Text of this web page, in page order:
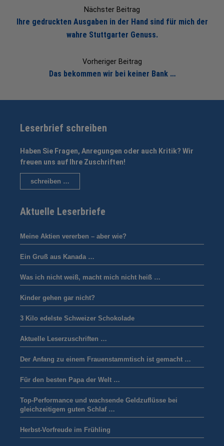
Nächster Beitrag
Ihre gedruckten Ausgaben in der Hand sind für mich der
wahre Stuttgarter Genuss.
Vorheriger Beitrag
Das bekommen wir bei keiner Bank …
Leserbrief schreiben
Haben Sie Fragen, Anregungen oder auch Kritik? Wir
freuen uns auf Ihre Zuschriften!
schreiben …
Aktuelle Leserbriefe
Meine Aktien vererben – aber wie?
Ein Gruß aus Kanada …
Was ich nicht weiß, macht mich nicht heiß …
Kinder gehen gar nicht?
3 Kilo edelste Schweizer Schokolade
Aktuelle Leserzuschriften …
Der Anfang zu einem Frauenstammtisch ist gemacht …
Für den besten Papa der Welt …
Top-Performance und wachsende Geldzuflüsse bei
gleichzeitigem guten Schlaf …
Herbst-Vorfreude im Frühling